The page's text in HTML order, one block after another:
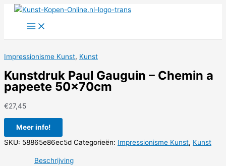
Impressionisme Kunst, Kunst
Kunstdruk Paul Gauguin – Chemin a
papeete 50x70cm
€27,45
Meer info!
SKU: 58865e86ec5d Categorieën: Impressionisme Kunst, Kunst
Beschrijving